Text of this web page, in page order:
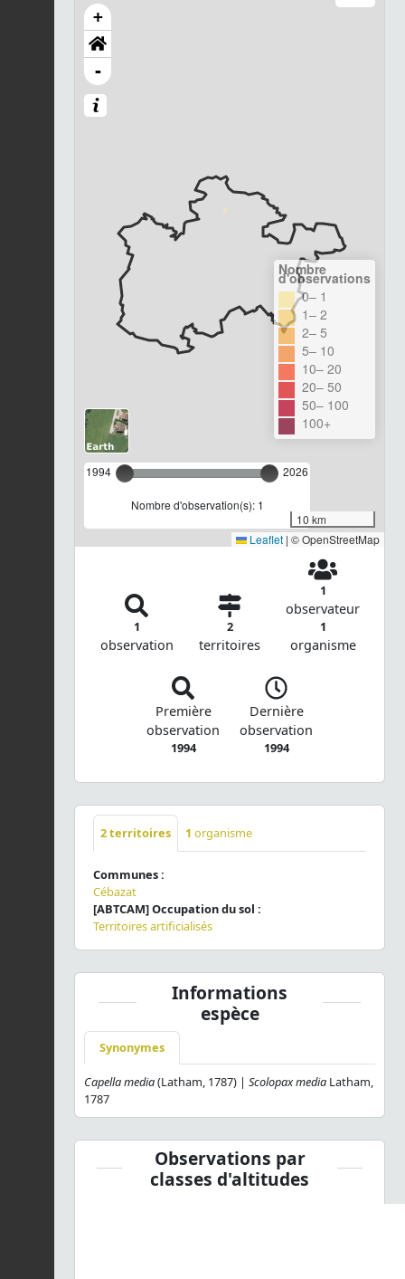
+
-
1994 2026
Nombre d'observation(s): 1
Nombre
d'observations
0– 1
1– 2
2– 5
5– 10
10– 20
20– 50
50– 100
100+
10 km
Leaflet | © OpenStreetMap
1
observation
2
territoires
1
observateur
1
organisme
Première
observation
1994
Dernière
observation
1994
2territoires 1 organisme
Communes :
Cébazat
[ABTCAM] Occupation du sol :
Territoires artificialisés
Informations
espèce
Synonymes
Capella media(Latham, 1787) | Scolopax media Latham,
1787
Observations par
classes d'altitudes